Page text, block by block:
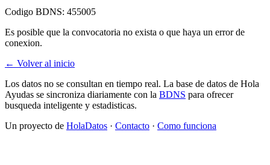
Codigo BDNS: 455005
Es posible que la convocatoria no exista o que haya un error de
conexion.
← Volver al inicio
Los datos no se consultan en tiempo real. La base de datos de Hola
Ayudas se sincroniza diariamente con la BDNS para ofrecer
busqueda inteligente y estadisticas.
Un proyecto de HolaDatos · Contacto · Como funciona